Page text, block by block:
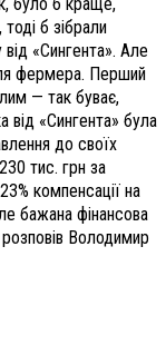
б зібрали
«Сингента». Але
фермера. Перший
— так буває,
від «Сингента» була
до своїх
тис. грн за
компенсації на
бажана фінансова
Володимир